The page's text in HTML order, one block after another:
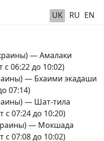
UK RU EN
— Амалаки
06:22 до 10:02)
— Бхаими экадаши
07:14)
— Шат-тила
с 07:24 до 10:20)
— Мокшада
с 07:08 до 10:02)